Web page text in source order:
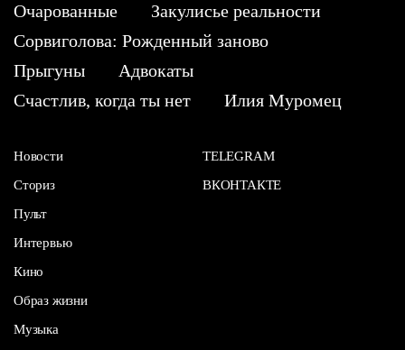
Очарованные
Закулисье реальности
Сорвиголова: Рожденный заново
Прыгуны
Адвокаты
Счастлив, когда ты нет
Илия Муромец
Новости
Сториз
Пульт
Интервью
Кино
Образ жизни
Музыка
TELEGRAM
ВКОНТАКТЕ